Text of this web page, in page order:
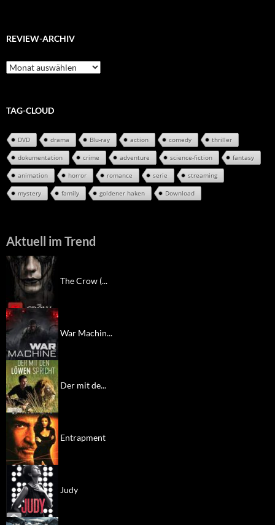
REVIEW-ARCHIV
Review-
Archiv
TAG-CLOUD
DVD drama Blu-ray action comedy thriller
dokumentation crime adventure science-fiction fantasy
animation horror romance serie streaming
mystery family goldener haken Download
Aktuell im Trend
The Crow (...
War Machin...
Der mit de...
Entrapment
Judy